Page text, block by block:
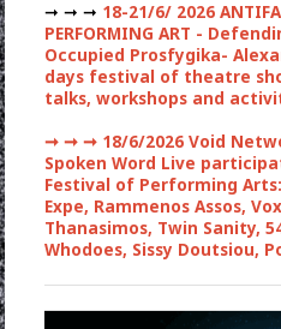
➞ ➞ ➞ 18-21/6/ 2026
PERFORMING ART -
Occupied Prosfygika-
days festival of theatre
talks, workshops and
➞ ➞ ➞18/6/2026 Void
Spoken Word Live
Festival of Performing Arts:
Expe, Rammenos Assos,
Thanasimos, Twin Sanity,
Whodoes, Sissy Doutsiou,